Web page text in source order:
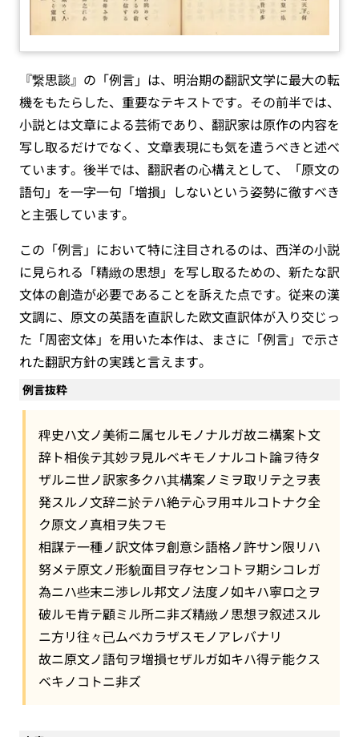
『繋思談』の「例言」は、明治期の翻訳文学に最大の転
機をもたらした、重要なテキストです。その前半では、
小説とは文章による芸術であり、翻訳家は原作の内容を
写し取るだけでなく、文章表現にも気を遣うべきと述べ
ています。後半では、翻訳者の心構えとして、「原文の
語句」を一字一句「増損」しないという姿勢に徹すべき
と主張しています。
この「例言」において特に注目されるのは、西洋の小説
に見られる「精緻の思想」を写し取るための、新たな訳
文体の創造が必要であることを訴えた点です。従来の漢
文調に、原文の英語を直訳した欧文直訳体が入り交じっ
た「周密文体」を用いた本作は、まさに「例言」で示さ
れた翻訳方針の実践と言えます。
例言抜粋
稗史ハ文ノ美術ニ属セルモノナルガ故ニ構案ト文
辞ト相俟テ其妙ヲ見ルベキモノナルコト論ヲ待タ
ザルニ世ノ訳家多クハ其構案ノミヲ取リテ之ヲ表
発スルノ文辞ニ於テハ絶テ心ヲ用ヰルコトナク全
ク原文ノ真相ヲ失フモ
相謀テ一種ノ訳文体ヲ創意シ語格ノ許サン限リハ
努メテ原文ノ形貌面目ヲ存センコトヲ期シコレガ
為ニハ些末ニ渉レル邦文ノ法度ノ如キハ寧ロ之ヲ
破ルモ肯テ顧ミル所ニ非ズ精緻ノ思想ヲ叙述スル
ニ方リ往々已ムベカラザスモノアレバナリ
故ニ原文ノ語句ヲ増損セザルガ如キハ得テ能クス
ベキノコトニ非ズ